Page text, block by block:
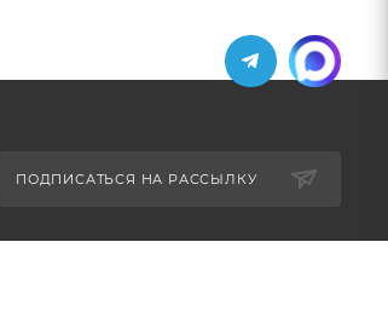
ПОДПИСАТЬСЯ НА РАССЫЛКУ